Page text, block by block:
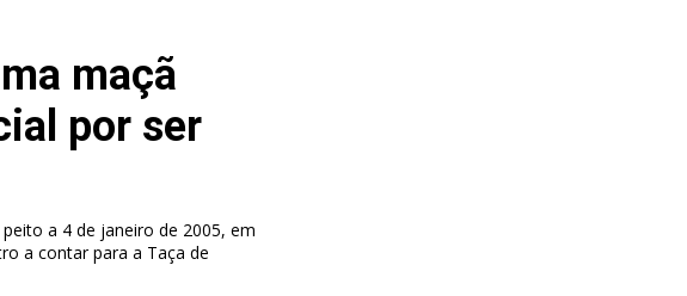
maçã
por ser
a 4 de janeiro de 2005, em
a contar para a Taça de